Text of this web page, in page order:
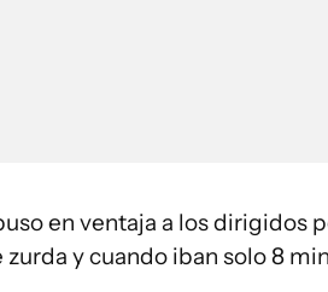
en ventaja a los dirigidos
y cuando iban solo 8